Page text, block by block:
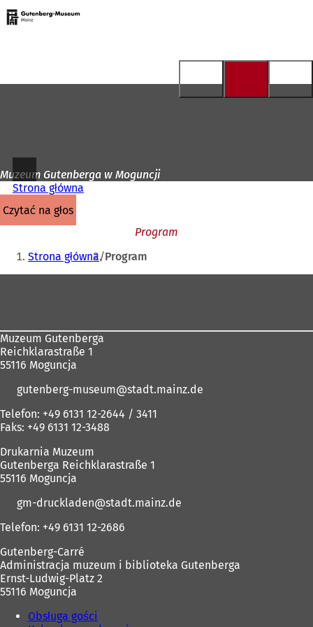
Przejdź do treści
Do
strony
Muzeum Gutenberga w Moguncji
Strona główna
czytać na głos
Program
Jesteś
tutaj:
Strona główna Program
Muzeum Gutenberga
Reichklarastraße 1
55116 Moguncja
gutenberg-museum
stadt.mainz de
Telefon: +49 6131 12-2644 / 3411
Faks: +49 6131 12-3488
Drukarnia Muzeum
Gutenberga Reichklarastraße 1
55116 Moguncja
gm-druckladen
stadt.mainz de
Telefon: +49 6131 12-2686
Gutenberg-Carré
Administracja muzeum i biblioteka Gutenberga
Ernst-Ludwig-Platz 2
55116 Moguncja
Obsługa gości